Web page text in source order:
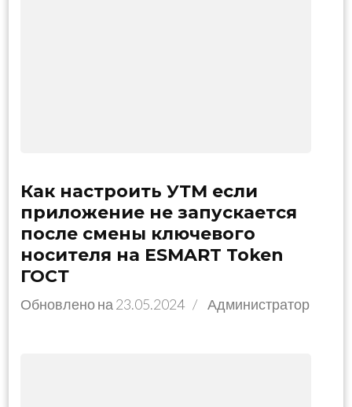
Как настроить УТМ если
приложение не запускается
после смены ключевого
носителя на ESMART Token
ГОСТ
Обновлено на 23.05.2024 / Администратор